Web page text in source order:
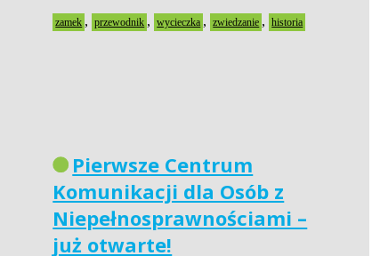
zamek , przewodnik , wycieczka , zwiedzanie , historia
Pierwsze Centrum
Komunikacji dla Osób z
Niepełnosprawnościami –
już otwarte!